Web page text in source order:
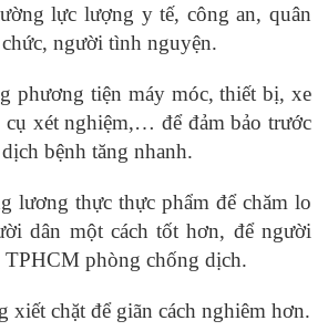
lực lượng y tế, công an, quân
người tình nguyện.
phương tiện máy móc, thiết bị, xe
cụ xét nghiệm,… để đảm bảo trước
bệnh tăng nhanh.
lương thực thực phẩm để chăm lo
dân một cách tốt hơn, để người
TPHCM phòng chống dịch.
xiết chặt để giãn cách nghiêm hơn.